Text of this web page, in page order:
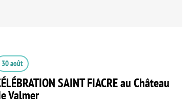
30 août
SAINT FIACRE au Château
Valmer